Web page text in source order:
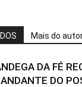
Mais do
DA FÉ
DO